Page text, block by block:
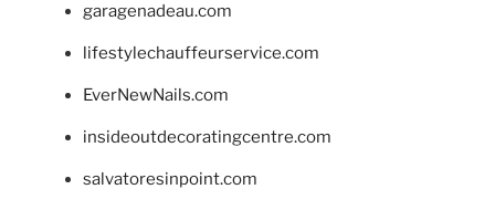
garagenadeau.com
lifestylechauffeurservice.com
EverNewNails.com
insideoutdecoratingcentre.com
salvatoresinpoint.com